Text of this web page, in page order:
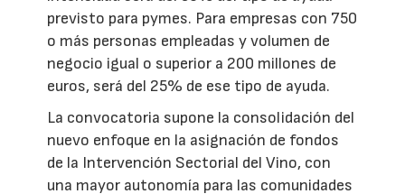
previsto para pymes. Para empresas con 750
o más personas empleadas y volumen de
negocio igual o superior a 200 millones de
euros, será del 25% de ese tipo de ayuda.
La convocatoria supone la consolidación del
nuevo enfoque en la asignación de fondos
de la Intervención Sectorial del Vino, con
una mayor autonomía para las comunidades